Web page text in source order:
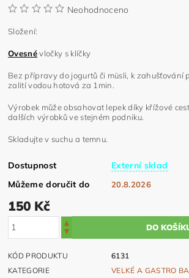
Neohodnoceno
Složení:
Ovesné vločky s klíčky
Bez přípravy do jogurtů či müsli, k zahušťování
zalití vodou hotová za 1min.
Výrobek může obsahovat lepek díky křížové
dalších výrobků ve stejném podniku.
Skladujte v suchu a temnu.
Dostupnost
Externí sklad
Můžeme doručit do
20.8.2026
150 Kč
KÓD PRODUKTU
6131
KATEGORIE
VELKÉ A GASTRO